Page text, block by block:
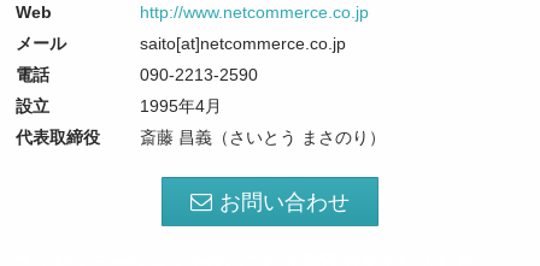
Web
http://www.netcommerce.co.jp
メール
saito[at]netcommerce.co.jp
電話
090-2213-2590
設立
1995年4月
代表取締役
斎藤 昌義（さいとう まさのり）
お問い合わせ